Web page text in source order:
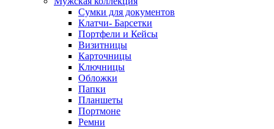
Сумки для документов
Клатчи- Барсетки
Портфели и Кейсы
Визитницы
Карточницы
Ключницы
Обложки
Папки
Планшеты
Портмоне
Ремни